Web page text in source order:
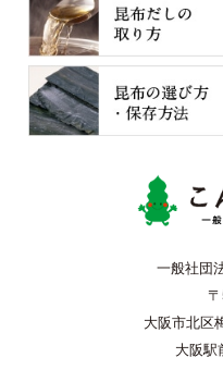
一般社団
大阪市北区
大阪駅